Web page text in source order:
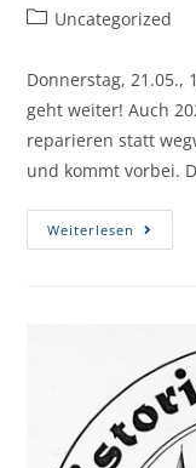
Uncategorized
Donnerstag, 21.05.,
geht weiter! Auch
reparieren statt
und kommt vorbei.
Weiterlesen